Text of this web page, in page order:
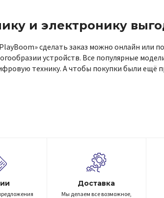
и электронику
сделать заказ можно онлайн или
устройств. Все популярные
технику. А чтобы покупки были ещё
Доставка
Мы делаем все возможное,